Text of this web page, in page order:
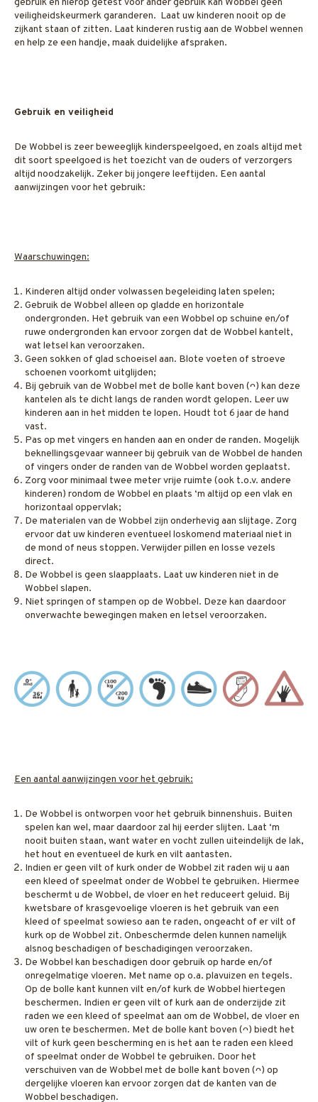
gebruik en hierop getest voor ander gebruik kan Wobbel geen
veiligheidskeurmerk garanderen. Laat uw kinderen nooit op de
zijkant staan of zitten. Laat kinderen rustig aan de Wobbel wennen
en help ze een handje, maak duidelijke afspraken.
Gebruik en veiligheid
De Wobbel is zeer beweeglijk kinderspeelgoed, en zoals altijd met
dit soort speelgoed is het toezicht van de ouders of verzorgers
altijd noodzakelijk. Zeker bij jongere leeftijden. Een aantal
aanwijzingen voor het gebruik:
Waarschuwingen:
Kinderen altijd onder volwassen begeleiding laten spelen;
Gebruik de Wobbel alleen op gladde en horizontale
ondergronden. Het gebruik van een Wobbel op schuine en/of
ruwe ondergronden kan ervoor zorgen dat de Wobbel kantelt,
wat letsel kan veroorzaken.
Geen sokken of glad schoeisel aan. Blote voeten of stroeve
schoenen voorkomt uitglijden;
Bij gebruik van de Wobbel met de bolle kant boven (ᴖ) kan deze
kantelen als te dicht langs de randen wordt gelopen. Leer uw
kinderen aan in het midden te lopen. Houdt tot 6 jaar de hand
vast.
Pas op met vingers en handen aan en onder de randen. Mogelijk
beknellingsgevaar wanneer bij gebruik van de Wobbel de handen
of vingers onder de randen van de Wobbel worden geplaatst.
Zorg voor minimaal twee meter vrije ruimte (ook t.o.v. andere
kinderen) rondom de Wobbel en plaats ‘m altijd op een vlak en
horizontaal oppervlak;
De materialen van de Wobbel zijn onderhevig aan slijtage. Zorg
ervoor dat uw kinderen eventueel loskomend materiaal niet in
de mond of neus stoppen. Verwijder pillen en losse vezels
direct.
De Wobbel is geen slaapplaats. Laat uw kinderen niet in de
Wobbel slapen.
Niet springen of stampen op de Wobbel. Deze kan daardoor
onverwachte bewegingen maken en letsel veroorzaken.
Een aantal aanwijzingen voor het gebruik:
De Wobbel is ontworpen voor het gebruik binnenshuis. Buiten
spelen kan wel, maar daardoor zal hij eerder slijten. Laat ‘m
nooit buiten staan, want water en vocht zullen uiteindelijk de lak,
het hout en eventueel de kurk en vilt aantasten.
Indien er geen vilt of kurk onder de Wobbel zit raden wij u aan
een kleed of speelmat onder de Wobbel te gebruiken. Hiermee
beschermt u de Wobbel, de vloer en het reduceert geluid. Bij
kwetsbare of krasgevoelige vloeren is het gebruik van een
kleed of speelmat sowieso aan te raden, ongeacht of er vilt of
kurk op de Wobbel zit. Onbeschermde delen kunnen namelijk
alsnog beschadigen of beschadigingen veroorzaken.
De Wobbel kan beschadigen door gebruik op harde en/of
onregelmatige vloeren. Met name op o.a. plavuizen en tegels.
Op de bolle kant kunnen vilt en/of kurk de Wobbel hiertegen
beschermen. Indien er geen vilt of kurk aan de onderzijde zit
raden we een kleed of speelmat aan om de Wobbel, de vloer en
uw oren te beschermen. Met de bolle kant boven (ᴖ) biedt het
vilt of kurk geen bescherming en is het aan te raden een kleed
of speelmat onder de Wobbel te gebruiken. Door het
verschuiven van de Wobbel met de bolle kant boven (ᴖ) op
dergelijke vloeren kan ervoor zorgen dat de kanten van de
Wobbel beschadigen.